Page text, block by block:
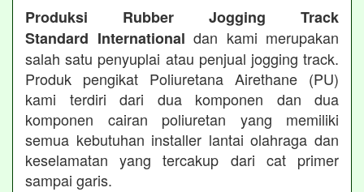
Produksi Rubber Jogging Track
Standard International dan kami merupakan
salah satu penyuplai atau penjual jogging track.
Produk pengikat Poliuretana Airethane (PU)
kami terdiri dari dua komponen dan dua
komponen cairan poliuretan yang memiliki
semua kebutuhan installer lantai olahraga dan
keselamatan yang tercakup dari cat primer
sampai garis.